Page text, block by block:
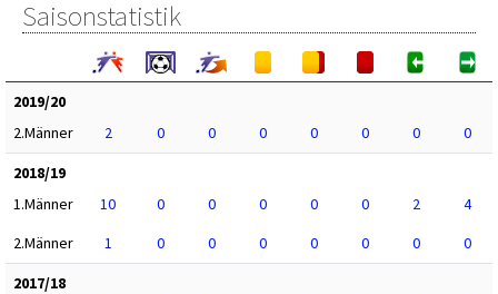
Saisonstatistik
2019/20
2.Männer
2 0 0 0 0 0 0
0
2018/19
1.Männer
10 0 0 0 0 0 2
4
2.Männer
1 0 0 0 0 0 0
0
2017/18